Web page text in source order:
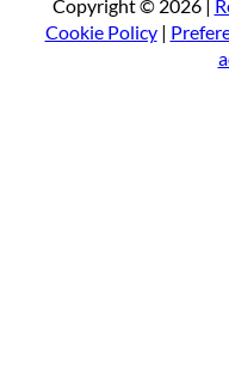
Copyright © 2026 |
Cookie Policy|